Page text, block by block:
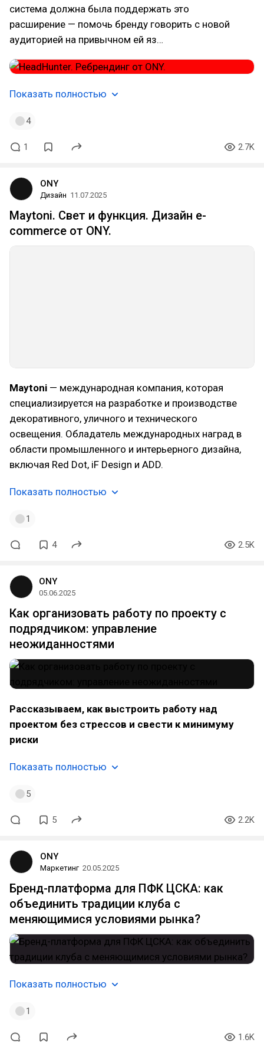
система должна была поддержать это
расширение — помочь бренду говорить с новой
аудиторией на привычном ей яз…
Показать полностью
4
1 2.7K
ONY
Дизайн 11.07.2025
Maytoni. Свет и функция. Дизайн e-
commerce от ONY.
Maytoni — международная компания, которая
специализируется на разработке и производстве
декоративного, уличного и технического
освещения. Обладатель международных наград в
области промышленного и интерьерного дизайна,
включая Red Dot, iF Design и ADD.
Показать полностью
1
4 2.5K
ONY
05.06.2025
Как организовать работу по проекту с
подрядчиком: управление
неожиданностями
Рассказываем, как выстроить работу над
проектом без стрессов и свести к минимуму
риски
Показать полностью
5
5 2.2K
ONY
Маркетинг 20.05.2025
Бренд-платформа для ПФК ЦСКА: как
объединить традиции клуба с
меняющимися условиями рынка?
Показать полностью
1
1.6K